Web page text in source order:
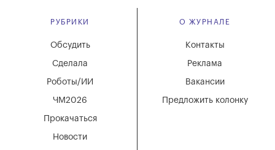
РУБРИКИ
Новости
Обсудить
Сделала
Роботы/ИИ
ЧМ2026
Прокачаться
О ЖУРНАЛЕ
Вакансии
Реклама
Контакты
Предложить колонку